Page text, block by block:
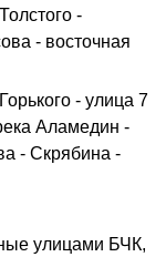
-
- восточная
- улица 7
Аламедин -
- Скрябина -
улицами БЧК,